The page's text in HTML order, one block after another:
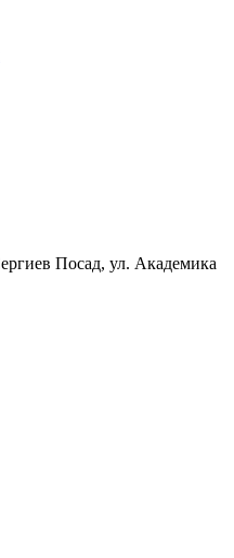
Посад, ул. Академика